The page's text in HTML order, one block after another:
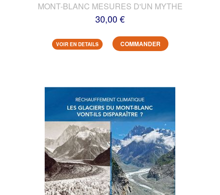
MONT-BLANC MESURES D'UN MYTHE
30,00 €
VOIR EN DETAILS COMMANDER